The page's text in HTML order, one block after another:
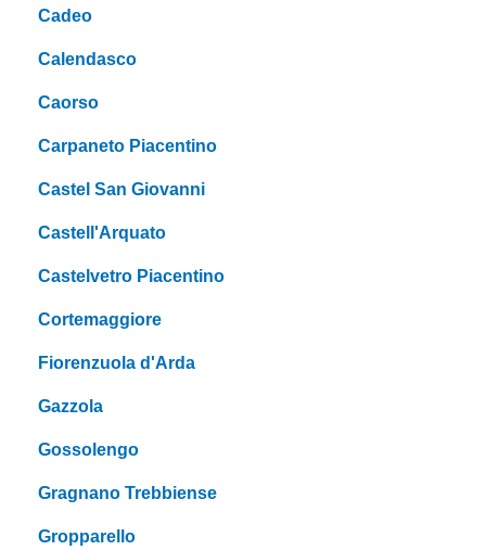
Cadeo
Calendasco
Caorso
Carpaneto Piacentino
Castel San Giovanni
Castell'Arquato
Castelvetro Piacentino
Cortemaggiore
Fiorenzuola d'Arda
Gazzola
Gossolengo
Gragnano Trebbiense
Gropparello